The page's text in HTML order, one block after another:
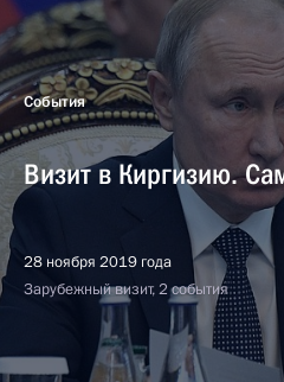
События
Визит в Киргизию.
28 ноября 2019 года
Зарубежный визит, 2 события